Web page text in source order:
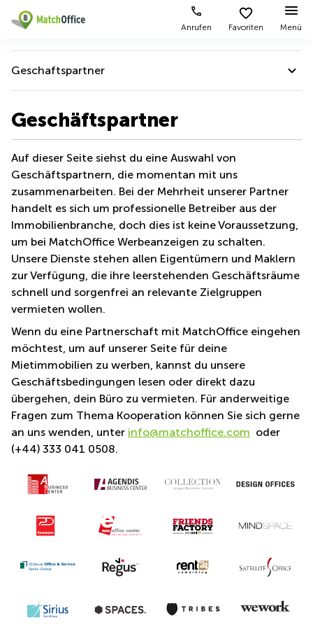
Anrufen Favoriten Menü
Produktseiten
Büro
Business
center
Coworking
Space
Seminarraum
Virtuelles
Beliebte
München
Geschäftsadresse
Hamburg
Geschäftsadresse
mieten
Düsseldorf
Stuttgart
Büro
Düsseldorf
Büro
mieten
Köln
Büro
mieten
Essen
Büro
Hannover
Düsseldorf
Büro
Neuss
mieten
Hamburg
Beliebte
Ellipson
Ruhrallee
9
Dortmund
Office Club
Ballindamm
3
Rahel-
Hirsch-
Straße
Berlin
Kienberger
Allee 4
Berlin
Schönefeld
Bahnhofstrasse
8 Hannover
Speditionstraße
Düsseldorf
Park
Torgauer
Str.
Mainzer
Frankfurt
Hilfe
Über uns
Büro vermieten
Preis
Log-in
Geschaftspartner
Über uns
Über uns
Geschaftspartner
Mitarbeiter
Unternehmensgeschichte
Wir unterstützen
Unsere Mitgliedschaften
Kontaktiere uns
Neuigkeiten
Geschäftsbedingungen
Datenschutzerklärung
Urheberrechte
Geschäftspartner
Auf dieser Seite siehst du eine Auswahl von
Geschäftspartnern, die momentan mit uns
zusammenarbeiten. Bei der Mehrheit unserer Partner
handelt es sich um professionelle Betreiber aus der
Immobilienbranche, doch dies ist keine Voraussetzung,
um bei MatchOffice Werbeanzeigen zu schalten.
Unsere Dienste stehen allen Eigentümern und Maklern
zur Verfügung, die ihre leerstehenden Geschäftsräume
schnell und sorgenfrei an relevante Zielgruppen
vermieten wollen.
Wenn du eine Partnerschaft mit MatchOffice eingehen
möchtest, um auf unserer Seite für deine
Mietimmobilien zu werben, kannst du unsere
Geschäftsbedingungen lesen oder direkt dazu
übergehen, dein Büro zu vermieten. Für anderweitige
Fragen zum Thema Kooperation können Sie sich gerne
an uns wenden, unter info@matchoffice.com oder
(+44) 333 041 0508.